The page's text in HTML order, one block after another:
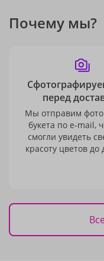
Почему мы?
перед
Мы отправим фото
букета по e-mail,
смогли увидеть
красоту цветов до